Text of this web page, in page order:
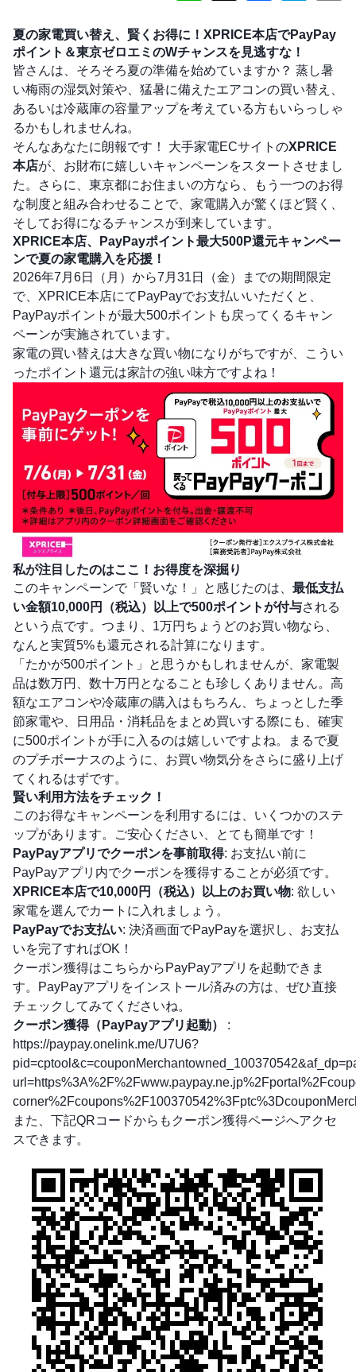
夏の家電買い替え、賢くお得に！XPRICE本店でPayPay
ポイント＆東京ゼロエミのWチャンスを見逃すな！
皆さんは、そろそろ夏の準備を始めていますか？ 蒸し暑
い梅雨の湿気対策や、猛暑に備えたエアコンの買い替え、
あるいは冷蔵庫の容量アップを考えている方もいらっしゃ
るかもしれませんね。
そんなあなたに朗報です！ 大手家電ECサイトのXPRICE
本店が、お財布に嬉しいキャンペーンをスタートさせまし
た。さらに、東京都にお住まいの方なら、もう一つのお得
な制度と組み合わせることで、家電購入が驚くほど賢く、
そしてお得になるチャンスが到来しています。
XPRICE本店、PayPayポイント最大500P還元キャンペー
ンで夏の家電購入を応援！
2026年7月6日（月）から7月31日（金）までの期間限定
で、XPRICE本店にてPayPayでお支払いいただくと、
PayPayポイントが最大500ポイントも戻ってくるキャン
ペーンが実施されています。
家電の買い替えは大きな買い物になりがちですが、こうい
ったポイント還元は家計の強い味方ですよね！
私が注目したのはここ！お得度を深掘り
このキャンペーンで「賢いな！」と感じたのは、 最低支払
い金額10,000円（税込）以上で500ポイントが付与される
という点です。つまり、1万円ちょうどのお買い物なら、
なんと実質5%も還元される計算になります。
「たかが500ポイント」と思うかもしれませんが、家電製
品は数万円、数十万円となることも珍しくありません。高
額なエアコンや冷蔵庫の購入はもちろん、ちょっとした季
節家電や、日用品・消耗品をまとめ買いする際にも、確実
に500ポイントが手に入るのは嬉しいですよね。まるで夏
のプチボーナスのように、お買い物気分をさらに盛り上げ
てくれるはずです。
賢い利用方法をチェック！
このお得なキャンペーンを利用するには、いくつかのステ
ップがあります。ご安心ください、とても簡単です！
PayPayアプリでクーポンを事前取得: お支払い前に
PayPayアプリ内でクーポンを獲得することが必須です。
XPRICE本店で10,000円（税込）以上のお買い物: 欲しい
家電を選んでカートに入れましょう。
PayPayでお支払い: 決済画面でPayPayを選択し、お支払
いを完了すればOK！
クーポン獲得はこちらからPayPayアプリを起動できま
す。PayPayアプリをインストール済みの方は、ぜひ直接
チェックしてみてくださいね。
クーポン獲得（PayPayアプリ起動）
:
https://paypay.onelink.me/U7U6?
また、下記QRコードからもクーポン獲得ページへアクセ
スできます。